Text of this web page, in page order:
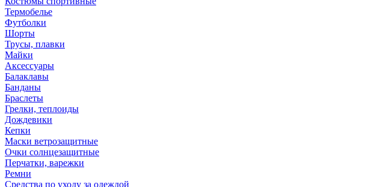
Термобелье
Футболки
Шорты
Трусы, плавки
Майки
Аксессуары
Балаклавы
Банданы
Браслеты
Грелки, теплоиды
Дождевики
Кепки
Маски ветрозащитные
Очки солнцезащитные
Перчатки, варежки
Ремни
Средства по уходу за одеждой